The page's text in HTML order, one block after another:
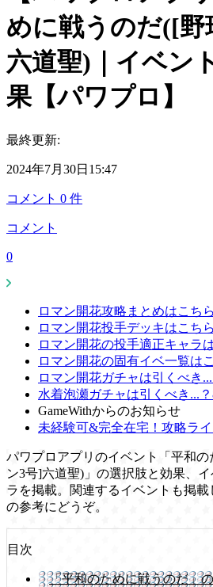
めに戦うのだ([野
六道聖)｜イベン
果【パワプロ】
最終更新:
2024年7月30日15:47
コメント 0 件
コメント
0
ロマン開花攻略まとめはこちら
ロマン開花投手デッキはこち
ロマン開花の投手適正キャラ
ロマン開花の固有イベ一覧は
ロマン開花ガチャは引くべき...
水着泡瀬ガチャは引くべき...？
GameWithからのお知らせ
未経験可&完全在宅！攻略ライ
パワプロアプリのイベント「平和
ン3号]六道聖)」の選択肢と効果、
ラを掲載。関連するイベントも掲
の参考にどうぞ。
目次
「平和のために戦うのだ」